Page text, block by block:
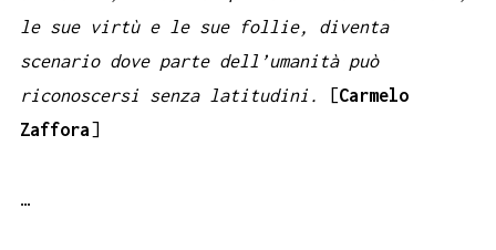
le sue virtù e le sue follie, diventa
scenario dove parte dell’umanità può
riconoscersi senza latitudini.
[Carmelo
Zaffora]
…